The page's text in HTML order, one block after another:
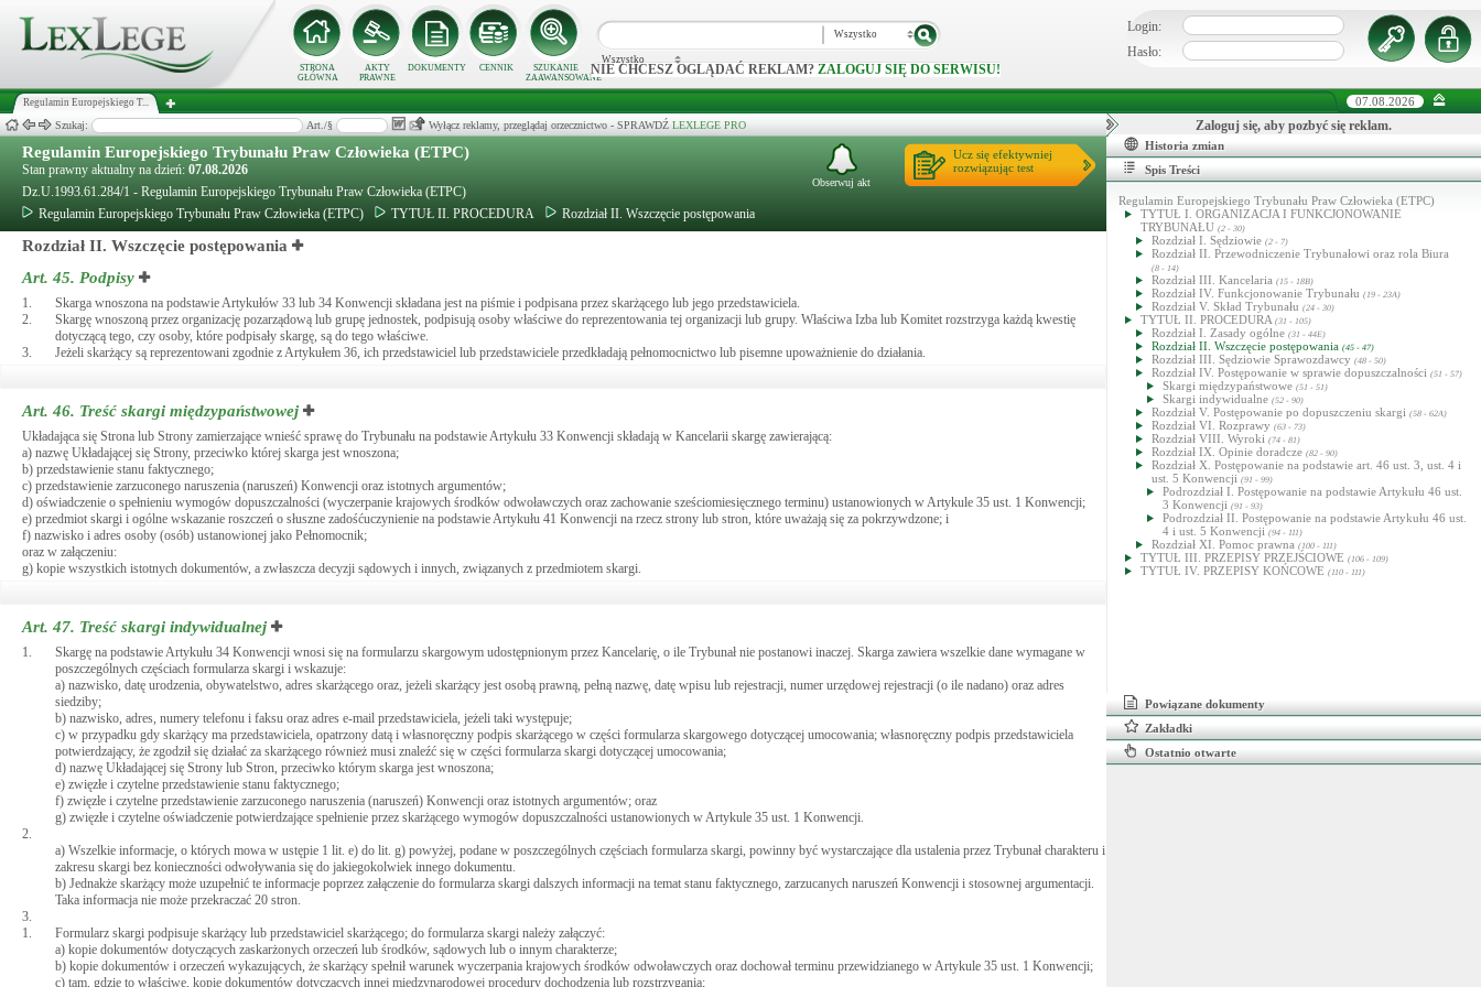
STRONA
GŁÓWNA
AKTY
PRAWNE
DOKUMENTY CENNIK
SZUKANIE
ZAAWANSOWANE
Wszystko
Wszystko
NIE CHCESZ OGLĄDAĆ REKLAM? ZALOGUJ SIĘ DO SERWISU!
Login:
Hasło:
Regulamin Europejskiego T... 07.08.2026
Szukaj: Art./§ Wyłącz reklamy, przeglądaj orzecznictwo - SPRAWDŹ LEXLEGE PRO
Regulamin Europejskiego Trybunału Praw Człowieka (ETPC)
Stan prawny aktualny na dzień: 07.08.2026
Dz.U.1993.61.284/1 - Regulamin Europejskiego Trybunału Praw Człowieka (ETPC)
Regulamin Europejskiego Trybunału Praw Człowieka (ETPC)
TYTUŁ II. PROCEDURA Rozdział II. Wszczęcie postępowania
Ucz się efektywniej
rozwiązując test
Obserwuj akt
Rozdział II. Wszczęcie postępowania
Art. 45. Podpisy
1.
Skarga wnoszona na podstawie Artykułów 33 lub 34 Konwencji składana jest na piśmie i podpisana przez skarżącego lub jego przedstawiciela.
2.
Skargę wnoszoną przez organizację pozarządową lub grupę jednostek, podpisują osoby właściwe do reprezentowania tej organizacji lub grupy. Właściwa Izba lub Komitet rozstrzyga każdą kwestię
dotyczącą tego, czy osoby, które podpisały skargę, są do tego właściwe.
3.
Jeżeli skarżący są reprezentowani zgodnie z Artykułem 36, ich przedstawiciel lub przedstawiciele przedkładają pełnomocnictwo lub pisemne upoważnienie do działania.
Art. 46. Treść skargi międzypaństwowej
Układająca się Strona lub Strony zamierzające wnieść sprawę do Trybunału na podstawie Artykułu 33 Konwencji składają w Kancelarii skargę zawierającą:
a) nazwę Układającej się Strony, przeciwko której skarga jest wnoszona;
b) przedstawienie stanu faktycznego;
c) przedstawienie zarzuconego naruszenia (naruszeń) Konwencji oraz istotnych argumentów;
d) oświadczenie o spełnieniu wymogów dopuszczalności (wyczerpanie krajowych środków odwoławczych oraz zachowanie sześciomiesięcznego terminu) ustanowionych w Artykule 35 ust. 1 Konwencji;
e) przedmiot skargi i ogólne wskazanie roszczeń o słuszne zadośćuczynienie na podstawie Artykułu 41 Konwencji na rzecz strony lub stron, które uważają się za pokrzywdzone; i
f) nazwisko i adres osoby (osób) ustanowionej jako Pełnomocnik;
oraz w załączeniu:
g) kopie wszystkich istotnych dokumentów, a zwłaszcza decyzji sądowych i innych, związanych z przedmiotem skargi.
Art. 47. Treść skargi indywidualnej
1.
Skargę na podstawie Artykułu 34 Konwencji wnosi się na formularzu skargowym udostępnionym przez Kancelarię, o ile Trybunał nie postanowi inaczej. Skarga zawiera wszelkie dane wymagane w
poszczególnych częściach formularza skargi i wskazuje:
a) nazwisko, datę urodzenia, obywatelstwo, adres skarżącego oraz, jeżeli skarżący jest osobą prawną, pełną nazwę, datę wpisu lub rejestracji, numer urzędowej rejestracji (o ile nadano) oraz adres
siedziby;
b) nazwisko, adres, numery telefonu i faksu oraz adres e-mail przedstawiciela, jeżeli taki występuje;
c) w przypadku gdy skarżący ma przedstawiciela, opatrzony datą i własnoręczny podpis skarżącego w części formularza skargowego dotyczącej umocowania; własnoręczny podpis przedstawiciela
potwierdzający, że zgodził się działać za skarżącego również musi znaleźć się w części formularza skargi dotyczącej umocowania;
d) nazwę Układającej się Strony lub Stron, przeciwko którym skarga jest wnoszona;
e) zwięzłe i czytelne przedstawienie stanu faktycznego;
f) zwięzłe i czytelne przedstawienie zarzuconego naruszenia (naruszeń) Konwencji oraz istotnych argumentów; oraz
g) zwięzłe i czytelne oświadczenie potwierdzające spełnienie przez skarżącego wymogów dopuszczalności ustanowionych w Artykule 35 ust. 1 Konwencji.
2.
a) Wszelkie informacje, o których mowa w ustępie 1 lit. e) do lit. g) powyżej, podane w poszczególnych częściach formularza skargi, powinny być wystarczające dla ustalenia przez Trybunał charakteru i
zakresu skargi bez konieczności odwoływania się do jakiegokolwiek innego dokumentu.
b) Jednakże skarżący może uzupełnić te informacje poprzez załączenie do formularza skargi dalszych informacji na temat stanu faktycznego, zarzucanych naruszeń Konwencji i stosownej argumentacji.
Taka informacja nie może przekraczać 20 stron.
3.
1.
Formularz skargi podpisuje skarżący lub przedstawiciel skarżącego; do formularza skargi należy załączyć:
a) kopie dokumentów dotyczących zaskarżonych orzeczeń lub środków, sądowych lub o innym charakterze;
b) kopie dokumentów i orzeczeń wykazujących, że skarżący spełnił warunek wyczerpania krajowych środków odwoławczych oraz dochował terminu przewidzianego w Artykule 35 ust. 1 Konwencji;
c) tam, gdzie to właściwe, kopie dokumentów dotyczących innej międzynarodowej procedury dochodzenia lub rozstrzygania;
Zaloguj się, aby pozbyć się reklam.
Historia zmian
Spis Treści
Regulamin Europejskiego Trybunału Praw Człowieka (ETPC)
TYTUŁ I. ORGANIZACJA I FUNKCJONOWANIE
TRYBUNAŁU (2 - 30)
Rozdział I. Sędziowie (2 - 7)
Rozdział II. Przewodniczenie Trybunałowi oraz rola Biura
(8 - 14)
Rozdział III. Kancelaria (15 - 18B)
Rozdział IV. Funkcjonowanie Trybunału (19 - 23A)
Rozdział V. Skład Trybunału (24 - 30)
TYTUŁ II. PROCEDURA (31 - 105)
Rozdział I. Zasady ogólne (31 - 44E)
Rozdział II. Wszczęcie postępowania (45 - 47)
Rozdział III. Sędziowie Sprawozdawcy (48 - 50)
Rozdział IV. Postępowanie w sprawie dopuszczalności (51 - 57)
Skargi międzypaństwowe (51 - 51)
Skargi indywidualne (52 - 90)
Rozdział V. Postępowanie po dopuszczeniu skargi (58 - 62A)
Rozdział VI. Rozprawy (63 - 73)
Rozdział VIII. Wyroki (74 - 81)
Rozdział IX. Opinie doradcze (82 - 90)
Rozdział X. Postępowanie na podstawie art. 46 ust. 3, ust. 4 i
ust. 5 Konwencji (91 - 99)
Podrozdział I. Postępowanie na podstawie Artykułu 46 ust.
3 Konwencji (91 - 93)
Podrozdział II. Postępowanie na podstawie Artykułu 46 ust.
4 i ust. 5 Konwencji (94 - 111)
Rozdział XI. Pomoc prawna (100 - 111)
TYTUŁ III. PRZEPISY PRZEJŚCIOWE (106 - 109)
TYTUŁ IV. PRZEPISY KOŃCOWE (110 - 111)
Powiązane dokumenty
Zakładki
Ostatnio otwarte